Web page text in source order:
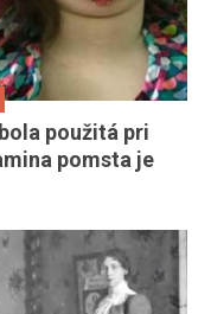
použitá pri
pomsta je